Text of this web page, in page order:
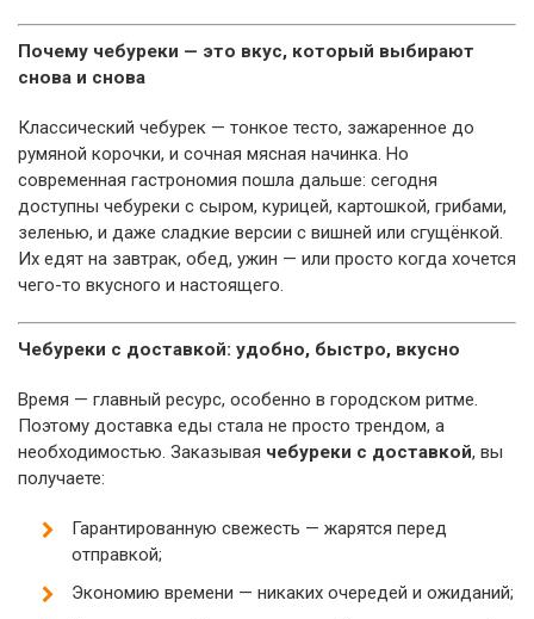
Почему чебуреки — это вкус, который выбирают
снова и снова
Классический чебурек — тонкое тесто, зажаренное до
румяной корочки, и сочная мясная начинка. Но
современная гастрономия пошла дальше: сегодня
доступны чебуреки с сыром, курицей, картошкой, грибами,
зеленью, и даже сладкие версии с вишней или сгущёнкой.
Их едят на завтрак, обед, ужин — или просто когда хочется
чего-то вкусного и настоящего.
Чебуреки с доставкой: удобно, быстро, вкусно
Время — главный ресурс, особенно в городском ритме.
Поэтому доставка еды стала не просто трендом, а
необходимостью. Заказывая чебуреки с доставкой, вы
получаете:
Гарантированную свежесть — жарятся перед
отправкой;
Экономию времени — никаких очередей и ожиданий;